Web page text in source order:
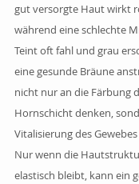
gut versorgte Haut wirkt
während eine schlechte
Teint oft fahl und grau
eine gesunde Bräune
nicht nur an die Färbung
Hornschicht denken,
Vitalisierung des
Nur wenn die
elastisch bleibt, kann ein